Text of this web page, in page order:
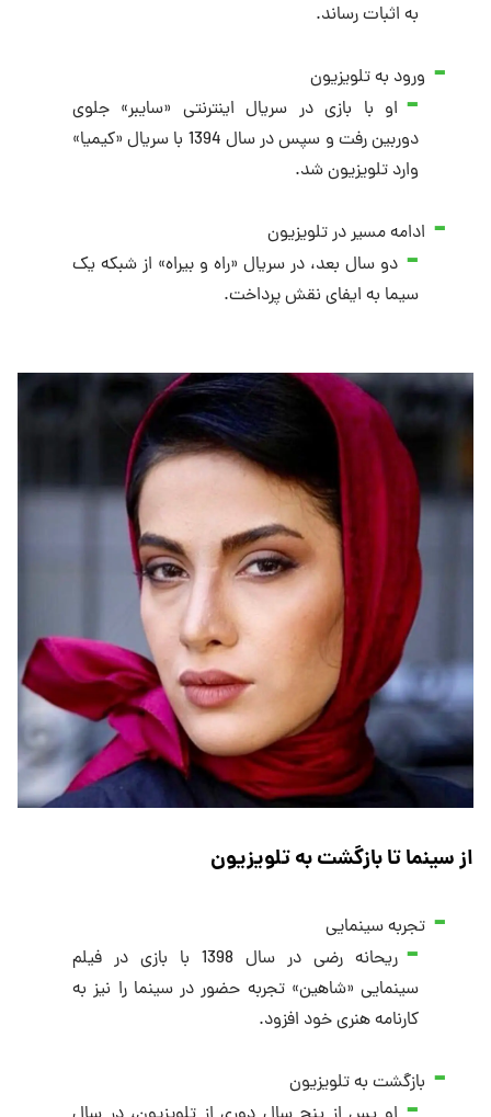
به اثبات رساند.
ورود به تلویزیون
او با بازی در سریال اینترنتی «سایبر» جلوی
دوربین رفت و سپس در سال 1394 با سریال «کیمیا»
وارد تلویزیون شد.
ادامه مسیر در تلویزیون
دو سال بعد، در سریال «راه و بیراه» از شبکه یک
سیما به ایفای نقش پرداخت.
از سینما تا بازگشت به تلویزیون
تجربه سینمایی
ریحانه رضی در سال 1398 با بازی در فیلم
سینمایی «شاهین» تجربه حضور در سینما را نیز به
کارنامه هنری خود افزود.
بازگشت به تلویزیون